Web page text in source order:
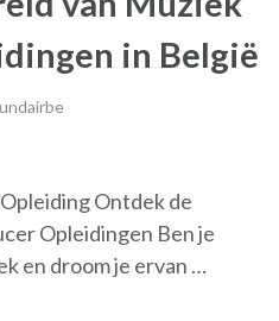
in België
Ontdek de
Opleidingen Ben je
en droom je ervan …